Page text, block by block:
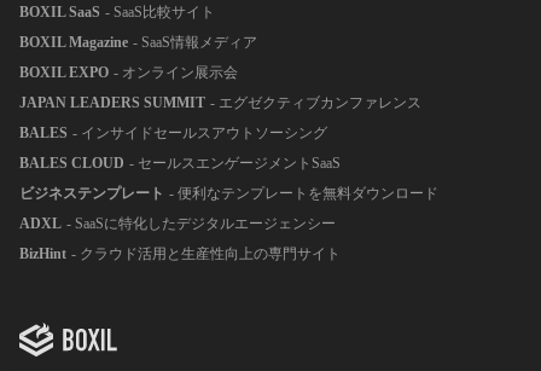
BOXIL SaaS - SaaS比較サイト
BOXIL Magazine - SaaS情報メディア
BOXIL EXPO - オンライン展示会
JAPAN LEADERS SUMMIT - エグゼクティブカンファレンス
BALES - インサイドセールスアウトソーシング
BALES CLOUD - セールスエンゲージメントSaaS
ビジネステンプレート - 便利なテンプレートを無料ダウンロード
ADXL - SaaSに特化したデジタルエージェンシー
BizHint - クラウド活用と生産性向上の専門サイト